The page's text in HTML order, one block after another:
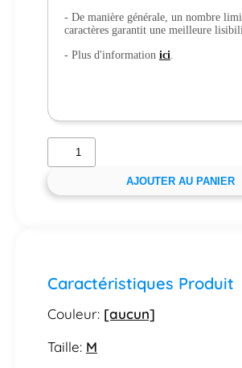
- De manière générale, un nombre
caractères garantit une meilleure
- Plus d'information ici.
AJOUTER AU PANIER
Caractéristiques Produit
Couleur: [aucun]
Taille: M